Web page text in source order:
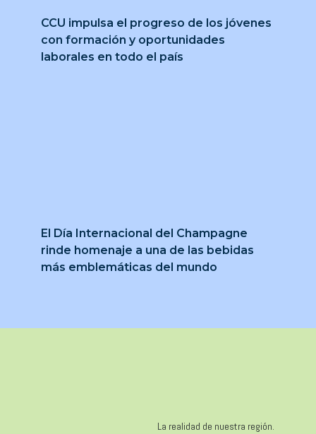
CCU impulsa el progreso de los jóvenes
con formación y oportunidades
laborales en todo el país
El Día Internacional del Champagne
rinde homenaje a una de las bebidas
más emblemáticas del mundo
La realidad de nuestra región.